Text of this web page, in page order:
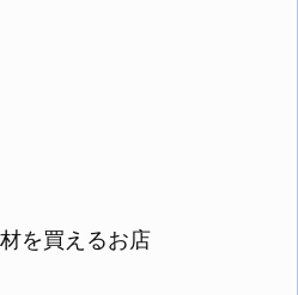
を買えるお店